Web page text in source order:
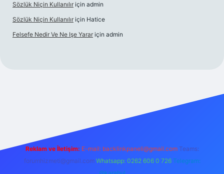
Sözlük Niçin Kullanılır için admin
Sözlük Niçin Kullanılır için Hatice
Felsefe Nedir Ve Ne Işe Yarar için admin
Reklam ve İletişim: E-mail: backlinkpaneli@gmail.com Teams:
forumhizmeti@gmail.com Whatsapp: 0262 606 0 726 Telegram: